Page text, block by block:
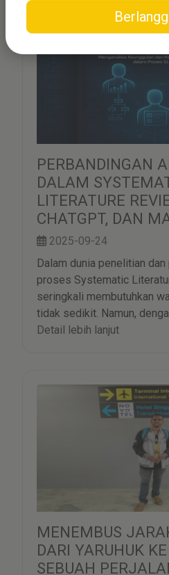
PERBANDINGAN
DALAM
LITERATURE
CHATGPT, DAN
2025-09-24
Dalam dunia penelitian
proses Systematic
seringkali membutuhkan
tidak sedikit. Namun,
Detail lebih lanjut
MENEMBUS
DARI YARUHUK
SEBUAH